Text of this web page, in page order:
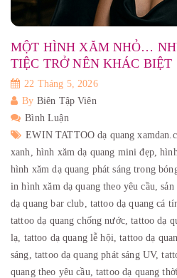
MỘT HÌNH XĂM NHỎ…
TIỆC TRỞ NÊN KHÁC BIỆT
22 Tháng 5, 2026
By Biên Tập Viên
Bình Luận
EWIN TATTOO dạ quang
xanh, hình xăm dạ quang mini đẹp,
hình xăm dạ quang phát sáng trong
in hình xăm dạ quang theo yêu cầu,
dạ quang bar club, tattoo dạ quang cá
tattoo dạ quang chống nước,tattoo dạ
lạ, tattoo dạ quang lễ hội,tattoo dạ
sáng, tattoo dạ quang phát sáng UV,
quang theo yêu cầu,tattoo dạ quang